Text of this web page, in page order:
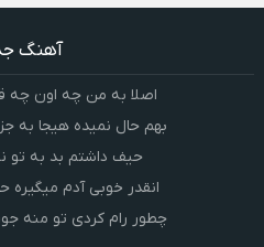
آهنگ
اصلا به من چه اون
بهم حال نمیده هیجا به
حیف داشتم بد به تو
انقدر خوبی آدم
چطور رام کردی تو منه